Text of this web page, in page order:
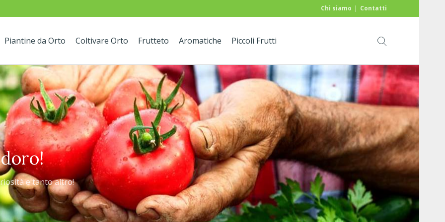
Chi siamo Contatti
Piantine da Orto Coltivare Orto Frutteto Aromatiche Piccoli Frutti
i gusti!
e la cura di più di
e tanto altro!